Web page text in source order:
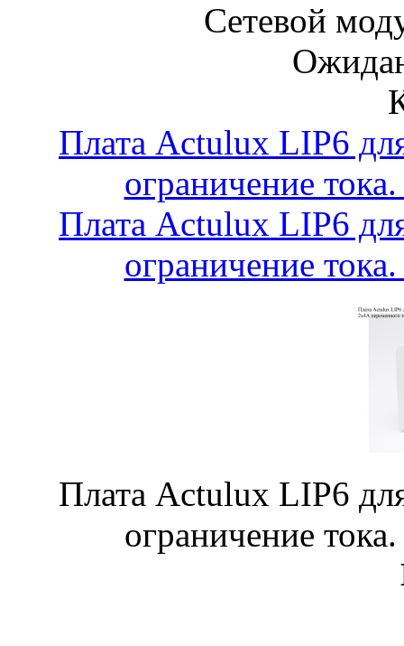
Сетевой
Плата Actulux LIP6
ограничение
Плата Actulux LIP6
ограничение
Плата Actulux LIP6
ограничение